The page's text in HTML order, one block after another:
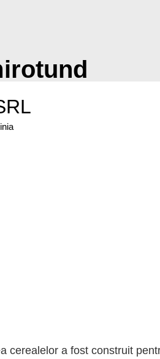
cerealelor a fost construit